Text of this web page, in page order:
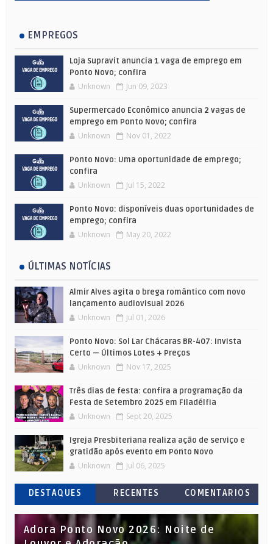
EMPREGOS
Loja Supravit anuncia 1 vaga de emprego em
Ponto Novo; confira
Unknown Jun 09, 2023
Supermercado Econômico anuncia 2 vagas de
emprego em Ponto Novo; confira
Unknown Nov 01, 2022
Ponto Novo: Uma oportunidade de emprego;
confira
Unknown Jul 15, 2022
Ponto Novo: disponíveis duas oportunidades de
emprego; confira
Unknown May 20, 2022
ÚLTIMAS NOTÍCIAS
Almir Alves agita o brega romântico com novo
lançamento audiovisual 2026
Unknown Jul 01, 2026
Ponto Novo: Sol Lar Chácaras BR-407: Invista
Certo — Últimos Lotes + Preços
Unknown Nov 17, 2025
Três dias de festa: confira a programação da
Festa de Setembro 2025 em Filadélfia
Unknown Sept 20, 2025
Igreja Presbiteriana realiza ação de serviço e
gratidão após evento em Ponto Novo
Unknown Jul 06, 2025
DESTAQUES RECENTES COMENTARIOS
Adora Ponto Novo 2026: Noite de